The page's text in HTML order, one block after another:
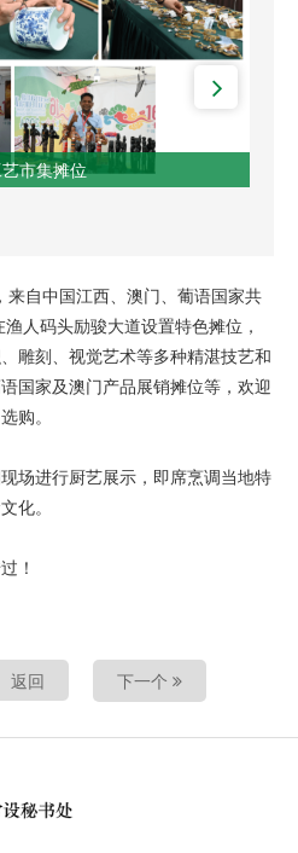
市集摊位
自中国江西、澳门、葡语国家共
人码头励骏大道设置特色摊位，
雕刻、视觉艺术等多种精湛技艺和
国家及澳门产品展销摊位等，欢迎
购。
场进行厨艺展示，即席烹调当地特
化。
！
返回 下一个